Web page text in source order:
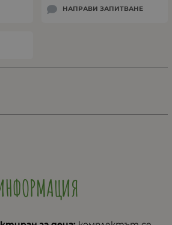
НАПРАВИ ЗАПИТВАНЕ